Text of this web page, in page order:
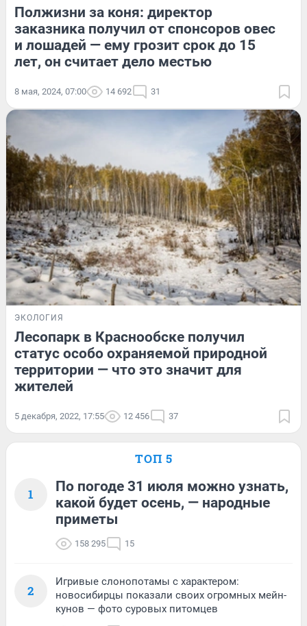
Полжизни за коня: директор
заказника получил от спонсоров овес
и лошадей — ему грозит срок до 15
лет, он считает дело местью
8 мая, 2024, 07:00 14 692 31
ЭКОЛОГИЯ
Лесопарк в Краснообске получил
статус особо охраняемой природной
территории — что это значит для
жителей
5 декабря, 2022, 17:55 12 456 37
ТОП 5
1
По погоде 31 июля можно узнать,
какой будет осень, — народные
приметы
158 295 15
2
Игривые слонопотамы с характером:
новосибирцы показали своих огромных мейн-
кунов — фото суровых питомцев